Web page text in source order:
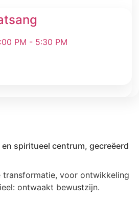
PM - 5:30 PM
spiritueel centrum, gecreëerd
transformatie, voor ontwikkeling
ontwaakt bewustzijn.